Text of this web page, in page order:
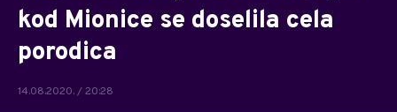
kod Mionice se doselila cela
porodica
14.08.2020. / 20:28